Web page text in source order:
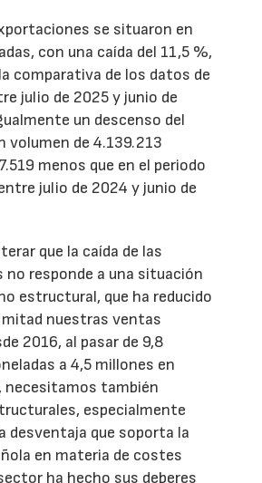
se situaron en
con una caída del 11,5 %,
comparativa de los datos de
julio de 2025 y junio de
un descenso del
volumen de 4.139.213
menos que en el periodo
julio de 2024 y junio de
que la caída de las
no responde a una situación
estructural, que ha reducido
mitad nuestras ventas
2016, al pasar de 9,8
a 4,5 millones en
necesitamos también
especialmente
desventaja que soporta la
en materia de costes
ha hecho sus deberes